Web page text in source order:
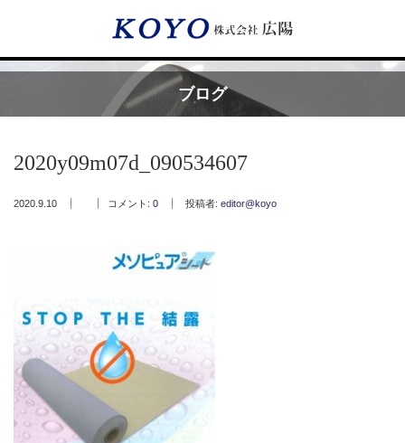
ブログ
2020y09m07d_090534607
2020.9.10 コメント: 0 投稿者: editor@koyo
Menu
フッ素樹脂ベルト
取付工事・メンテナンス
販売製品